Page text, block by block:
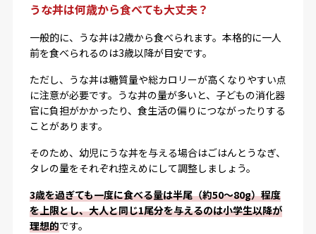
うな丼は何歳から食べても大丈夫？
一般的に、うな丼は2歳から食べられます。本格的に一人
前を食べられるのは3歳以降が目安です。
ただし、うな丼は糖質量や総カロリーが高くなりやすい点
に注意が必要です。うな丼の量が多いと、子どもの消化器
官に負担がかかったり、食生活の偏りにつながったりする
ことがあります。
そのため、幼児にうな丼を与える場合はごはんとうなぎ、
タレの量をそれぞれ控えめにして調整しましょう。
3歳を過ぎても一度に食べる量は半尾（約50〜80g）程度
を上限とし、大人と同じ1尾分を与えるのは小学生以降が
理想的です。